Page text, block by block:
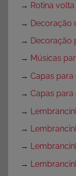
→ Rotina
→ Decoração
→ Decoração
→ Músicas
→ Capas para
→ Capas
→
→
→
→